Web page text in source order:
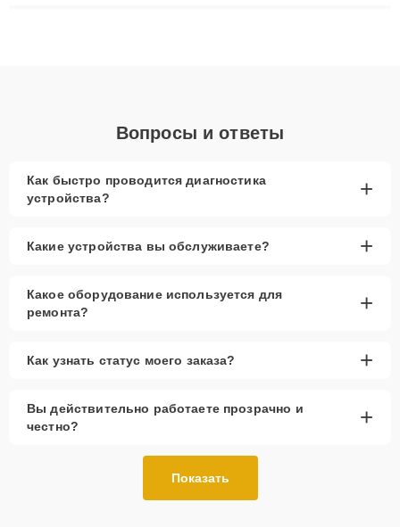
Вопросы и ответы
Как быстро проводится диагностика
устройства?
+
Какие устройства вы обслуживаете? +
Какое оборудование используется для
ремонта?
+
Как узнать статус моего заказа? +
Вы действительно работаете прозрачно и
честно?
+
Показать